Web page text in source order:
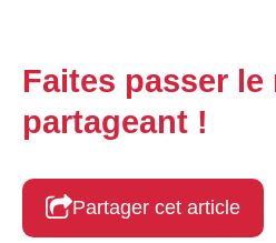
Faites passer le
partageant !
Partager cet article